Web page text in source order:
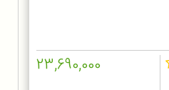
23,690,000